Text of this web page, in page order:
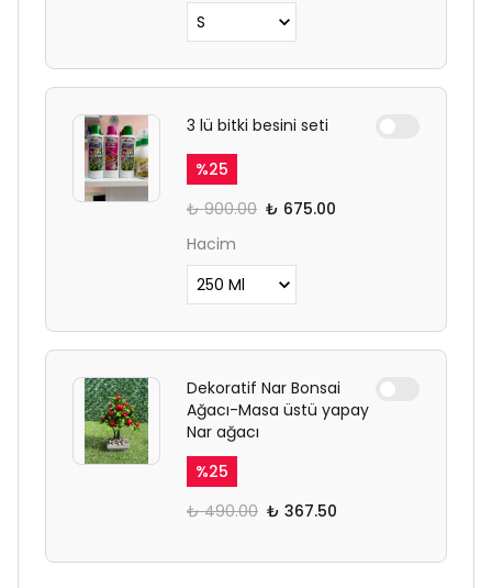
3 lü bitki besini seti
%25
₺ 900.00 ₺ 675.00
Hacim
Dekoratif Nar Bonsai
Ağacı-Masa üstü yapay
Nar ağacı
%25
₺ 490.00 ₺ 367.50